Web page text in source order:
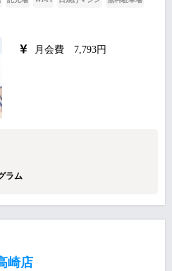
月会費 7,793円
ラム
崎店